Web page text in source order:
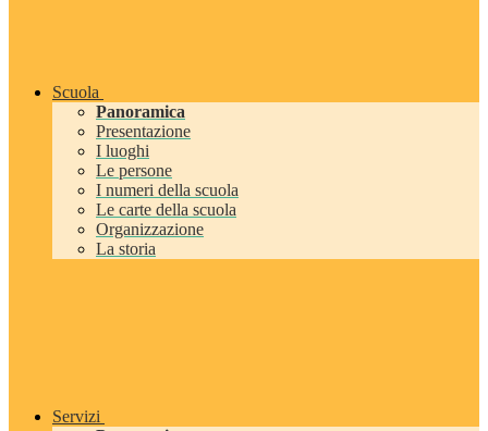
Scuola
Panoramica
Presentazione
I luoghi
Le persone
I numeri della scuola
Le carte della scuola
Organizzazione
La storia
Servizi